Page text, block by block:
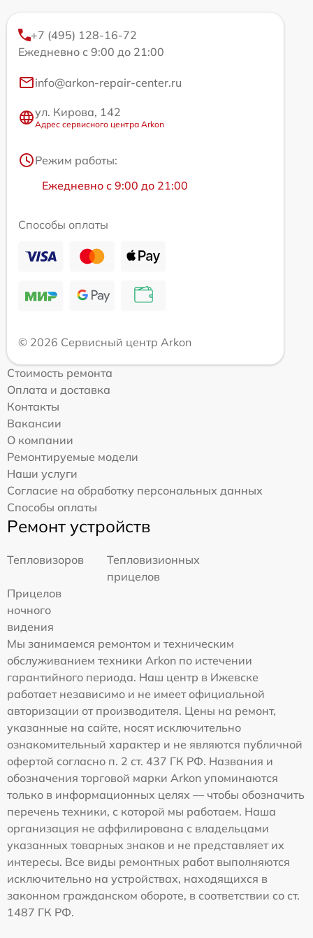
+7 (495) 128-16-72
Ежедневно с 9:00 до 21:00
info@arkon-repair-center.ru
ул. Кирова, 142
Адрес сервисного центра Arkon
Режим работы:
Ежедневно с 9:00 до 21:00
Способы оплаты
© 2026 Сервисный центр Arkon
Стоимость ремонта
Оплата и доставка
Контакты
Вакансии
О компании
Ремонтируемые модели
Наши услуги
Согласие на обработку персональных данных
Способы оплаты
Ремонт устройств
Тепловизоров
Тепловизионных
прицелов
Прицелов
ночного
видения
Мы занимаемся ремонтом и техническим
обслуживанием техники Arkon по истечении
гарантийного периода. Наш центр в Ижевске
работает независимо и не имеет официальной
авторизации от производителя. Цены на ремонт,
указанные на сайте, носят исключительно
ознакомительный характер и не являются публичной
офертой согласно п. 2 ст. 437 ГК РФ. Названия и
обозначения торговой марки Arkon упоминаются
только в информационных целях — чтобы обозначить
перечень техники, с которой мы работаем. Наша
организация не аффилирована с владельцами
указанных товарных знаков и не представляет их
интересы. Все виды ремонтных работ выполняются
исключительно на устройствах, находящихся в
законном гражданском обороте, в соответствии со ст.
1487 ГК РФ.